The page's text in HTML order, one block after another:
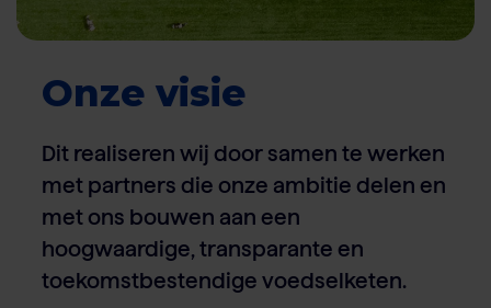
Onze visie
Dit realiseren wij door samen te werken
met partners die onze ambitie delen en
met ons bouwen aan een
hoogwaardige, transparante en
toekomstbestendige voedselketen.